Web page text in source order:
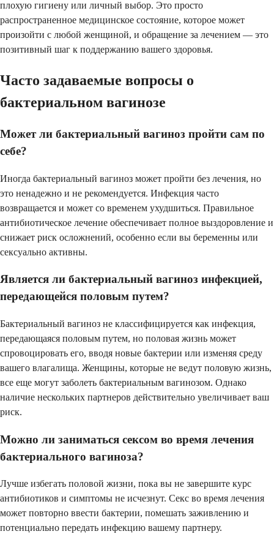
плохую гигиену или личный выбор. Это просто
распространенное медицинское состояние, которое может
произойти с любой женщиной, и обращение за лечением — это
позитивный шаг к поддержанию вашего здоровья.
Часто задаваемые вопросы о
бактериальном вагинозе
Может ли бактериальный вагиноз пройти сам по
себе?
Иногда бактериальный вагиноз может пройти без лечения, но
это ненадежно и не рекомендуется. Инфекция часто
возвращается и может со временем ухудшиться. Правильное
антибиотическое лечение обеспечивает полное выздоровление и
снижает риск осложнений, особенно если вы беременны или
сексуально активны.
Является ли бактериальный вагиноз инфекцией,
передающейся половым путем?
Бактериальный вагиноз не классифицируется как инфекция,
передающаяся половым путем, но половая жизнь может
спровоцировать его, вводя новые бактерии или изменяя среду
вашего влагалища. Женщины, которые не ведут половую жизнь,
все еще могут заболеть бактериальным вагинозом. Однако
наличие нескольких партнеров действительно увеличивает ваш
риск.
Можно ли заниматься сексом во время лечения
бактериального вагиноза?
Лучше избегать половой жизни, пока вы не завершите курс
антибиотиков и симптомы не исчезнут. Секс во время лечения
может повторно ввести бактерии, помешать заживлению и
потенциально передать инфекцию вашему партнеру.